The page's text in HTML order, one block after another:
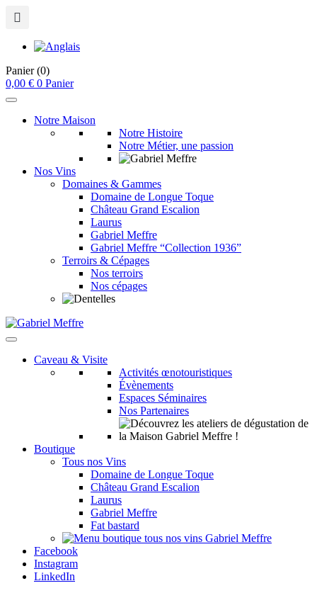
Panier (0)
0,00 € 0 Panier
Notre Maison
Notre Histoire
Notre Métier, une passion
Nos Vins
Domaines & Gammes
Domaine de Longue Toque
Château Grand Escalion
Laurus
Gabriel Meffre
Gabriel Meffre “Collection 1936”
Terroirs & Cépages
Nos terroirs
Nos cépages
Caveau & Visite
Activités œnotouristiques
Évènements
Espaces Séminaires
Nos Partenaires
Boutique
Tous nos Vins
Domaine de Longue Toque
Château Grand Escalion
Laurus
Gabriel Meffre
Fat bastard
Facebook
Instagram
LinkedIn